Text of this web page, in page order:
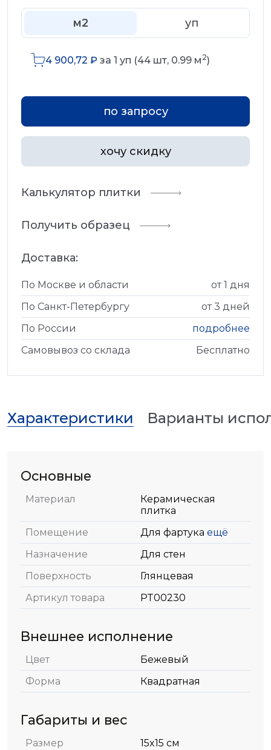
м2 уп
4 900,72 ₽ за 1 уп (44 шт, 0.99 м 2)
по запросу
хочу скидку
Калькулятор плитки
Получить образец
Доставка:
По Москве и области
от 1 дня
По Санкт-Петербургу
от 3 дней
По России
подробнее
Самовывоз со склада
Бесплатно
Характеристики Варианты
Основные
Материал
Керамическая
плитка
Помещение
Для фартука ещё
Назначение
Для стен
Поверхность
Глянцевая
Артикул товара
PT00230
Внешнее исполнение
Цвет
Бежевый
Форма
Квадратная
Габариты и вес
Размер 15x15 см